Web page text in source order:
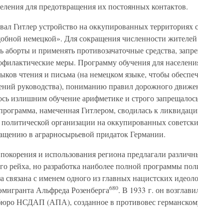
для предотвращения их постоянных контактов.
Гитлер устройство на оккупированных территориях
немецкой». Для сокращения численности
и применять противозачаточные средства,
меры. Программу обучения для
чтения и письма (на немецком языке, чтобы
руководства), пониманию правил дорожного
излишним обучение арифметике и строго
намеченная Гитлером, сводилась к
организации на оккупированных
в аграрносырьевой придаток Германии.
и использования региона предлагали
рейха, но разработка наиболее полной программы
связана с именем одного из главных нацистских
Альфреда Розенберга680. В 1933 г. он
НСДАП (АПА), созданное в противовес